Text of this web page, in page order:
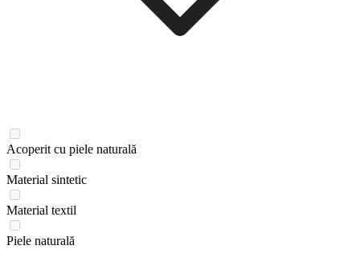
Acoperit cu piele naturală
Material sintetic
Material textil
Piele naturală